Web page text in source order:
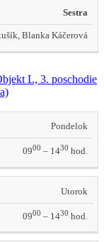
Sestra
Blanka Káčerová
L, 3. poschodie
Pondelok
0900 – 1430 hod.
Utorok
0900 – 1430 hod.